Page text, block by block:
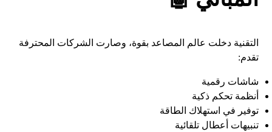
التقنية دخلت عالم المصاعد بقوة، وصارت الشركات المحترفة
تقدم:
شاشات رقمية
أنظمة تحكم ذكية
توفير في استهلاك الطاقة
تنبيهات أعطال تلقائية